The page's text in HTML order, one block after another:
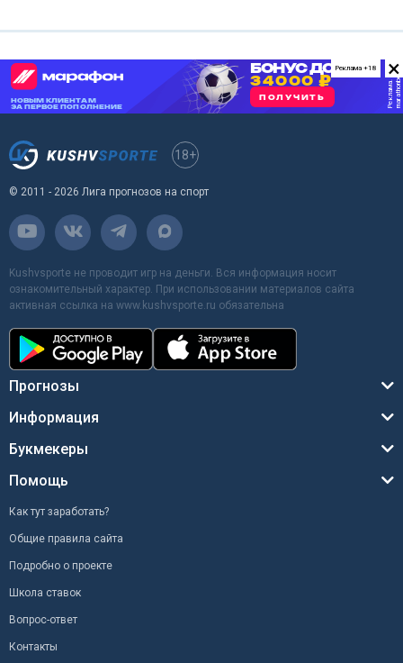
×
Реклама +18
18+
© 2011 - 2026 Лига прогнозов на спорт
Kushvsporte не проводит игр на деньги. Вся информация носит
ознакомительный характер. При использовании материалов сайта
активная ссылка на www.kushvsporte.ru обязательна
Прогнозы
Информация
Букмекеры
Помощь
Как тут заработать?
Общие правила сайта
Подробно о проекте
Школа ставок
Вопрос-ответ
Контакты